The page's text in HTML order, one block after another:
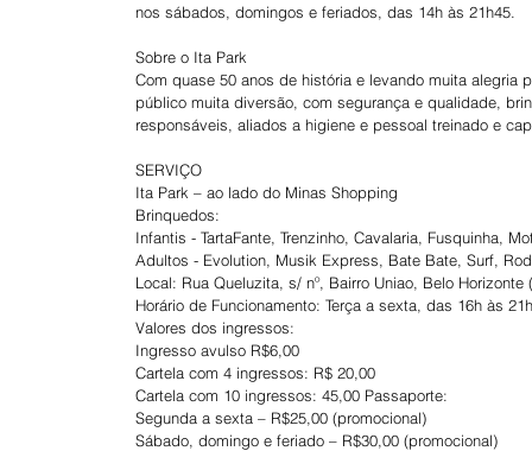
nos sábados, domingos e feriados, das 14h às 21h45.
Sobre o Ita Park
Com quase 50 anos de história e levando muita
público muita diversão, com segurança e qualidade,
responsáveis, aliados a higiene e pessoal treinado e
SERVIÇO
Ita Park – ao lado do Minas Shopping
Brinquedos:
Infantis - TartaFante, Trenzinho, Cavalaria, Fusquinha,
Adultos - Evolution, Musik Express, Bate Bate, Surf,
Local: Rua Queluzita, s/ nº, Bairro Uniao, Belo
Horário de Funcionamento: Terça a sexta, das 16h às
Valores dos ingressos:
Ingresso avulso R$6,00
Cartela com 4 ingressos: R$ 20,00
Cartela com 10 ingressos: 45,00 Passaporte:
Segunda a sexta – R$25,00 (promocional)
Sábado, domingo e feriado – R$30,00 (promocional)